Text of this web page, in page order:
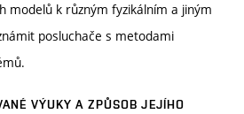
modelů k různým fyzikálním a jiným
posluchače s metodami
VÝUKY A ZPŮSOB JEJÍHO